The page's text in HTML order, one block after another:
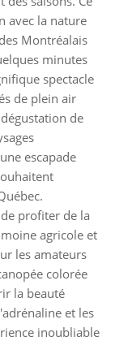
avec la nature
Montréalais
minutes
spectacle
de plein air
de
escapade
profiter de la
agricole et
les amateurs
colorée
la beauté
et les
inoubliable